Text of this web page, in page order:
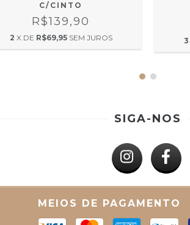
C/CINTO
R$139,90
2 X DE R$69,95 SEM JUROS 3
SIGA-NOS
MEIOS DE PAGAMENTO